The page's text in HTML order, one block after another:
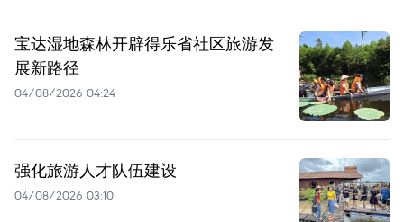
宝达湿地森林开辟得乐省社区旅游发
展新路径
04/08/2026 04:24
强化旅游人才队伍建设
04/08/2026 03:10